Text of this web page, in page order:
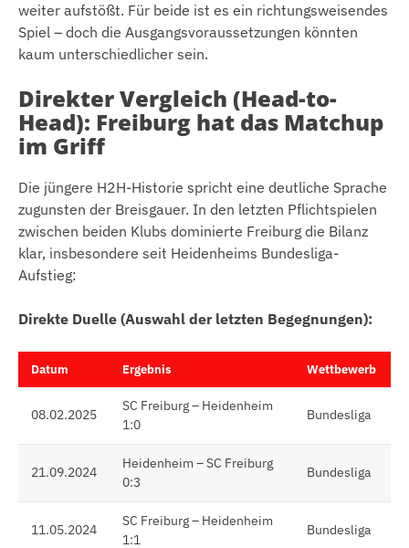
weiter aufstößt. Für beide ist es ein richtungsweisendes
Spiel – doch die Ausgangsvoraussetzungen könnten
kaum unterschiedlicher sein.
Direkter Vergleich (Head-to-
Head): Freiburg hat das Matchup
im Griff
Die jüngere H2H-Historie spricht eine deutliche Sprache
zugunsten der Breisgauer. In den letzten Pflichtspielen
zwischen beiden Klubs dominierte Freiburg die Bilanz
klar, insbesondere seit Heidenheims Bundesliga-
Aufstieg:
Direkte Duelle (Auswahl der letzten Begegnungen):
Datum Ergebnis Wettbewerb
08.02.2025
SC Freiburg – Heidenheim
1:0
Bundesliga
21.09.2024
Heidenheim – SC Freiburg
0:3
Bundesliga
11.05.2024
SC Freiburg – Heidenheim
1:1
Bundesliga